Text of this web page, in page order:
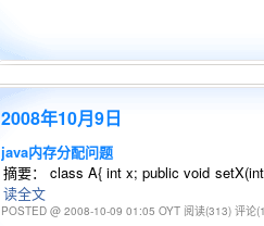
2008年10月9日
java内存分配问题
摘要： class A{ int x; public void
读全文
POSTED @ 2008-10-09 01:05 OYT 阅读(313) 评论